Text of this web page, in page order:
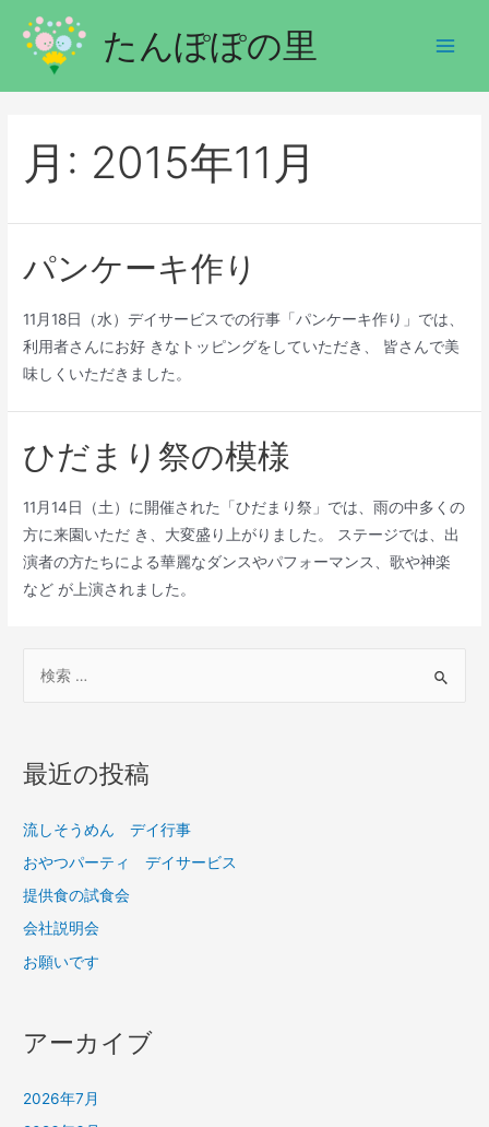
たんぽぽの里
月: 2015年11月
パンケーキ作り
11月18日（水）デイサービスでの行事「パンケーキ作り」では、
利用者さんにお好 きなトッピングをしていただき、 皆さんで美
味しくいただきました。
ひだまり祭の模様
11月14日（土）に開催された「ひだまり祭」では、雨の中多くの
方に来園いただ き、大変盛り上がりました。 ステージでは、出
演者の方たちによる華麗なダンスやパフォーマンス、歌や神楽
など が上演されました。
最近の投稿
流しそうめん デイ行事
おやつパーティ デイサービス
提供食の試食会
会社説明会
お願いです
アーカイブ
2026年7月